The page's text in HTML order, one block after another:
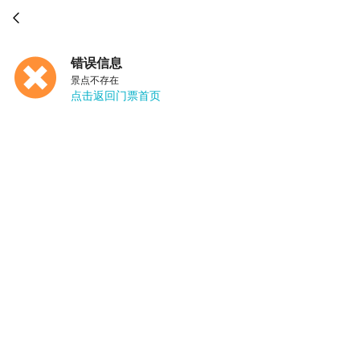

错误信息
景点不存在
点击返回门票首页